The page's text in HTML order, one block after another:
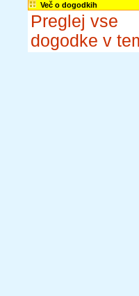
Več o dogodkih
Preglej vse
dogodke v